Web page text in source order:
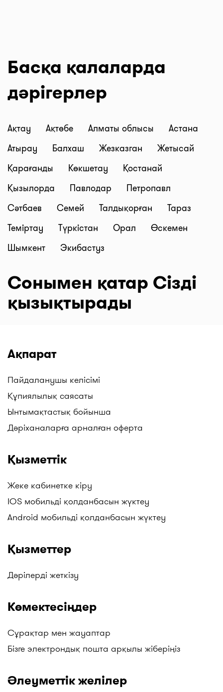
Басқа қалаларда
дәрігерлер
Ақтау Ақтөбе Алматы облысы
Астана
Атырау
Балхаш Жезказган
Жетысай
Қарағанды
Көкшетау
Қостанай
Қызылорда
Павлодар
Петропавл
Сәтбаев
Семей Талдықорған
Тараз
Теміртау
Түркістан Орал
Өскемен
Шымкент
Экибастуз
Сонымен қатар Сізді
қызықтырады
Ақпарат
Пайдаланушы келісімі
Құпиялылық саясаты
Ынтымақтастық бойынша
Дәріханаларға арналған оферта
Қызметтік
Жеке кабинетке кіру
IOS мобильді қолданбасын жүктеу
Android мобильді қолданбасын жүктеу
Қызметтер
Дәрілерді жеткізу
Көмектесіңдер
Сұрақтар мен жауаптар
Бізге электрондық пошта арқылы жіберіңіз
Әлеуметтік желілер